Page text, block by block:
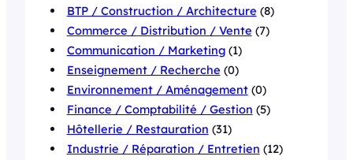
BTP / Construction / Architecture (8)
Commerce / Distribution / Vente (7)
Communication / Marketing(1)
Enseignement / Recherche (0)
Environnement / Aménagement(0)
Finance / Comptabilité / Gestion (5)
Hôtellerie / Restauration (31)
Industrie / Réparation / Entretien (12)